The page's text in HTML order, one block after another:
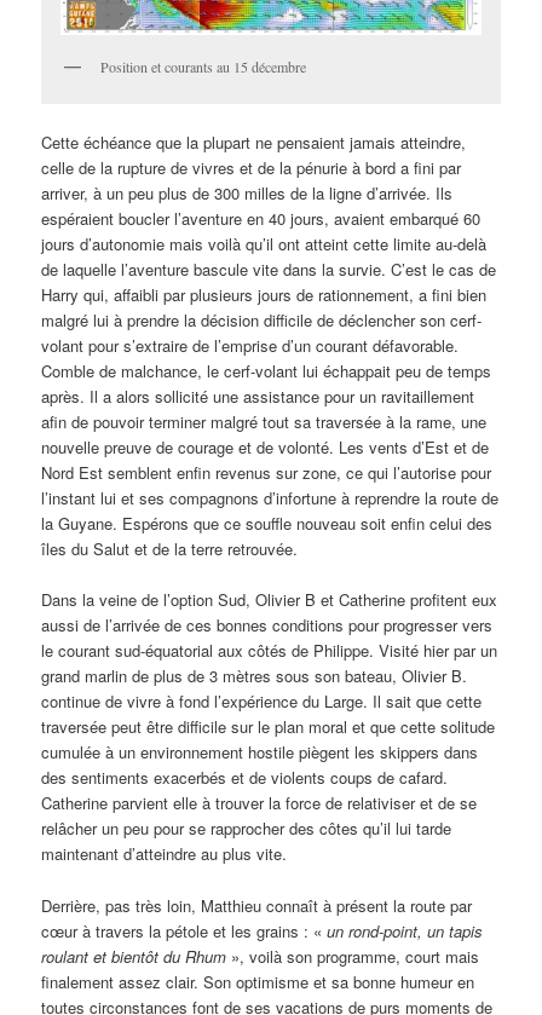
Position et courants au 15 décembre
Cette échéance que la plupart ne pensaient jamais atteindre,
celle de la rupture de vivres et de la pénurie à bord a fini par
arriver, à un peu plus de 300 milles de la ligne d’arrivée. Ils
espéraient boucler l’aventure en 40 jours, avaient embarqué 60
jours d’autonomie mais voilà qu’il ont atteint cette limite au-delà
de laquelle l’aventure bascule vite dans la survie. C’est le cas de
Harry qui, affaibli par plusieurs jours de rationnement, a fini bien
malgré lui à prendre la décision difficile de déclencher son cerf-
volant pour s’extraire de l’emprise d’un courant défavorable.
Comble de malchance, le cerf-volant lui échappait peu de temps
après. Il a alors sollicité une assistance pour un ravitaillement
afin de pouvoir terminer malgré tout sa traversée à la rame, une
nouvelle preuve de courage et de volonté. Les vents d’Est et de
Nord Est semblent enfin revenus sur zone, ce qui l’autorise pour
l’instant lui et ses compagnons d’infortune à reprendre la route de
la Guyane. Espérons que ce souffle nouveau soit enfin celui des
îles du Salut et de la terre retrouvée.
Dans la veine de l’option Sud, Olivier B et Catherine profitent eux
aussi de l’arrivée de ces bonnes conditions pour progresser vers
le courant sud-équatorial aux côtés de Philippe. Visité hier par un
grand marlin de plus de 3 mètres sous son bateau, Olivier B.
continue de vivre à fond l’expérience du Large. Il sait que cette
traversée peut être difficile sur le plan moral et que cette solitude
cumulée à un environnement hostile piègent les skippers dans
des sentiments exacerbés et de violents coups de cafard.
Catherine parvient elle à trouver la force de relativiser et de se
relâcher un peu pour se rapprocher des côtes qu’il lui tarde
maintenant d’atteindre au plus vite.
Derrière, pas très loin, Matthieu connaît à présent la route par
cœur à travers la pétole et les grains : «un rond-point, un tapis
roulant et bientôt du Rhum », voilà son programme, court mais
finalement assez clair. Son optimisme et sa bonne humeur en
toutes circonstances font de ses vacations de purs moments de